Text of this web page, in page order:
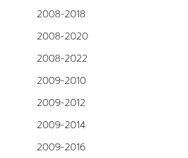
2008-2018
2008-2020
2008-2022
2009-2010
2009-2012
2009-2014
2009-2016